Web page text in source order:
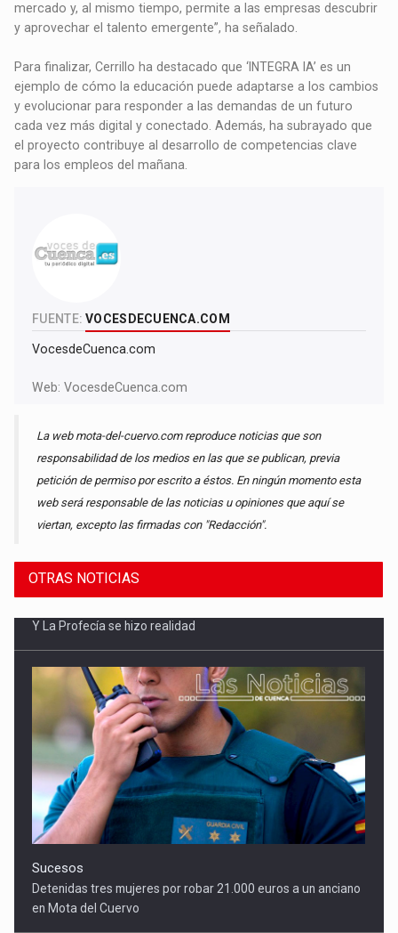
mercado y, al mismo tiempo, permite a las empresas descubrir
y aprovechar el talento emergente”, ha señalado.
Para finalizar, Cerrillo ha destacado que ‘INTEGRA IA’ es un
ejemplo de cómo la educación puede adaptarse a los cambios
y evolucionar para responder a las demandas de un futuro
cada vez más digital y conectado. Además, ha subrayado que
el proyecto contribuye al desarrollo de competencias clave
para los empleos del mañana.
FUENTE: VOCESDECUENCA.COM
VocesdeCuenca.com
Web:VocesdeCuenca.com
La web mota-del-cuervo.com reproduce noticias que son
responsabilidad de los medios en las que se publican, previa
petición de permiso por escrito a éstos. En ningún momento esta
web será responsable de las noticias u opiniones que aquí se
viertan, excepto las firmadas con "Redacción".
OTRAS NOTICIAS
Sucesos
en Mota del Cuervo